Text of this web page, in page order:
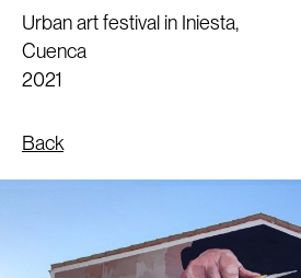
Urban art festival in Iniesta,
Cuenca
2021
Back